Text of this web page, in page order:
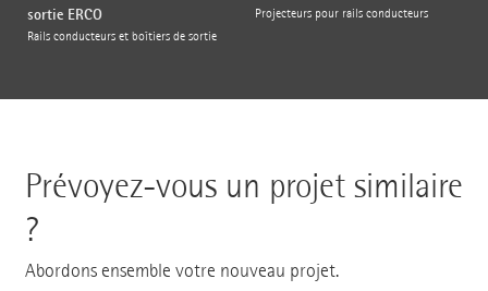
sortie ERCO
Rails conducteurs et boîtiers de sortie
Projecteurs pour rails conducteurs
Prévoyez-vous un projet similaire
?
Abordons ensemble votre nouveau projet.